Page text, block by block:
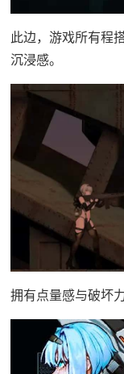
此边，游戏所有程
沉浸感。
拥有点量感与破坏